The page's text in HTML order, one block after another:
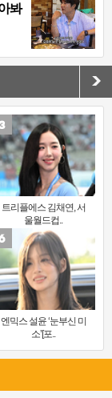
봐
트리플에스 김채연, 서
울월드컵..
엔믹스 설윤 ‘눈부신 미
소’[포..